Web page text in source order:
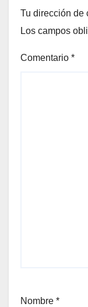
Tu dirección de
Los campos
Comentario *
Nombre *